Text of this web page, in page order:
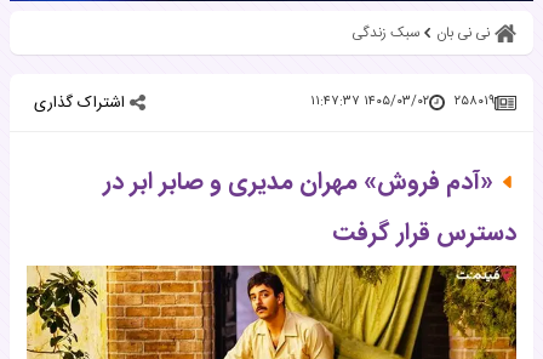
نی نی بان سبک زندگی
۲۵۸۰۱۹ ۱۴۰۵/۰۳/۰۲ ۱۱:۴۷:۳۷ اشتراک گذاری
«آدم فروش» مهران مدیری و صابر ابر در
دسترس قرار گرفت